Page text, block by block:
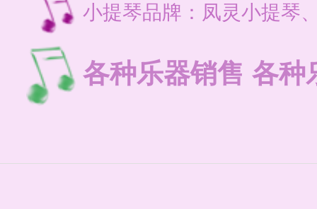
小提琴品牌：凤灵小提琴
各种乐器销售 各种